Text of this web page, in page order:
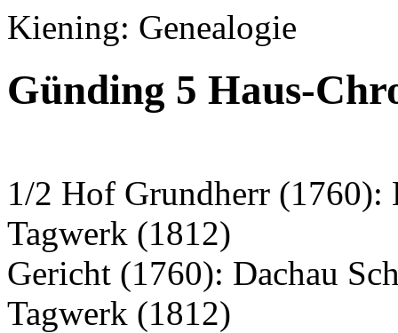
Kiening: Genealogie
Günding 5 Haus-
1/2 Hof Grundherr (1760):
Tagwerk (1812)
Gericht (1760): Dachau
Tagwerk (1812)